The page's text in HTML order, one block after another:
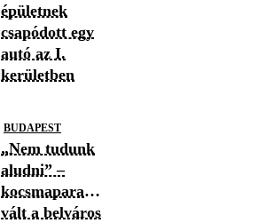
épületnek
csapódott egy
autó az I.
kerületben
BUDAPEST
„Nem tudunk
aludni” –
kocsmaparadicsommá
vált a belváros